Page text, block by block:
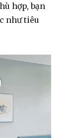
hợp, bạn
như tiêu